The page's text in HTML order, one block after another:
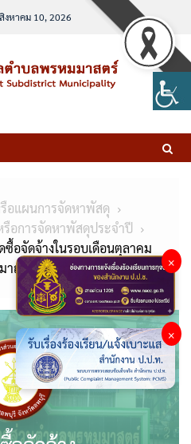
งหาคม 10, 2026
อแผนการจัดหาพัสดุ
รือการจัดหาพัสดุประจำปี
อจัดจ้างในรอบเดือนตุลาคม
าณ 2568
×
×